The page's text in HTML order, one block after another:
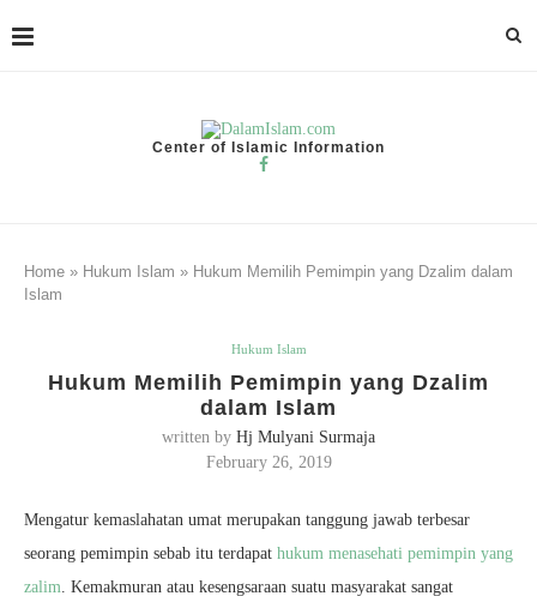
Center of Islamic Information
Home » Hukum Islam » Hukum Memilih Pemimpin yang Dzalim dalam
Islam
Hukum Islam
Hukum Memilih Pemimpin yang Dzalim
dalam Islam
written by Hj Mulyani Surmaja
February 26, 2019
Mengatur kemaslahatan umat merupakan tanggung jawab terbesar
seorang pemimpin sebab itu terdapat hukum menasehati pemimpin yang
zalim. Kemakmuran atau kesengsaraan suatu masyarakat sangat